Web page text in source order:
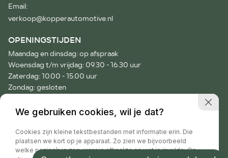
Email:
verkoop@kopperautomotive.nl
OPENINGSTIJDEN
Maandag en dinsdag: op afspraak
Woensdag t/m vrijdag: 09.30 - 16.30 uur
Zaterdag: 10.00 - 15.00 uur
Zondag: gesloten
Voor afspraken buiten onze openingstijden verzoeken wij je
We gebruiken cookies, wil je dat?
Cookies zijn kleine tekstbestanden met informatie erin. Die
plaatsen we kort op je apparaat. Zo zien we bijvoorbeeld
welke pagina’s je zag, waar je afhaakte en wat je invulde. Op